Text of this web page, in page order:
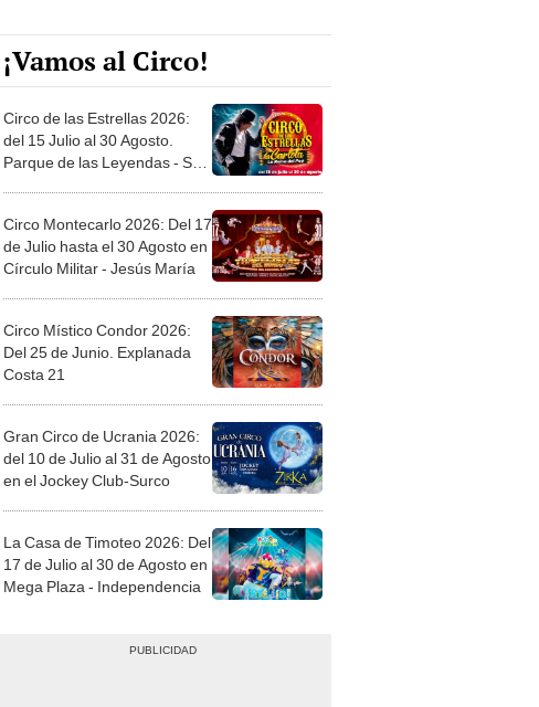
¡Vamos al Circo!
Circo de las Estrellas 2026:
del 15 Julio al 30 Agosto.
Parque de las Leyendas - San
Circo Montecarlo 2026: Del 17
de Julio hasta el 30 Agosto en
Círculo Militar - Jesús María
Circo Místico Condor 2026:
Del 25 de Junio. Explanada
Costa 21
Gran Circo de Ucrania 2026:
del 10 de Julio al 31 de Agosto
en el Jockey Club-Surco
La Casa de Timoteo 2026: Del
17 de Julio al 30 de Agosto en
Mega Plaza - Independencia